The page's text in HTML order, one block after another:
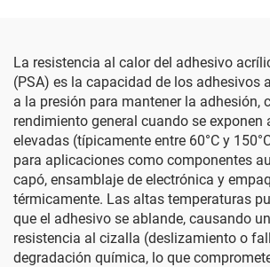
La resistencia al calor del adhesivo
(PSA) es la capacidad de los adhesivos
a la presión para mantener la adhesión,
rendimiento general cuando se exponen
elevadas (típicamente entre 60°C y
para aplicaciones como componentes
capó, ensamblaje de electrónica y
térmicamente. Las altas temperaturas
que el adhesivo se ablande, causando
resistencia al cizalla (deslizamiento o
degradación química, lo que